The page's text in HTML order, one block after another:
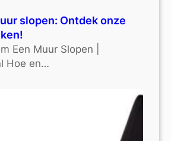
slopen: Ontdek onze
Een Muur Slopen |
Hoe en…